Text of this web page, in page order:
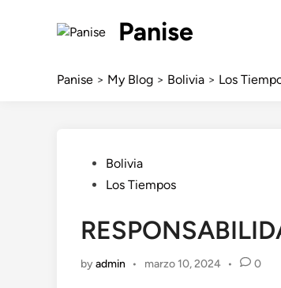
Panise
Panise > My Blog > Bolivia > Los
PostedBolivia
Los Tiempos
byadmin • marzo 10, 2024 • 0